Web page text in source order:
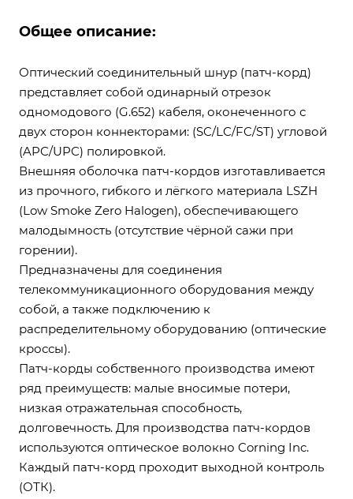
Общее описание:
Оптический соединительный шнур (патч-корд)
представляет собой одинарный отрезок
одномодового (G.652) кабеля, оконеченного с
двух сторон коннекторами: (SC/LC/FC/ST) угловой
(APC/UPC) полировкой.
Внешняя оболочка патч-кордов изготавливается
из прочного, гибкого и лёгкого материала LSZH
(Low Smoke Zero Halogen), обеспечивающего
малодымность (отсутствие чёрной сажи при
горении).
Предназначены для соединения
телекоммуникационного оборудования между
собой, а также подключению к
распределительному оборудованию (оптические
кроссы).
Патч-корды собственного производства имеют
ряд преимуществ: малые вносимые потери,
низкая отражательная способность,
долговечность. Для производства патч-кордов
используются оптическое волокно Corning Inc.
Каждый патч-корд проходит выходной контроль
(ОТК).